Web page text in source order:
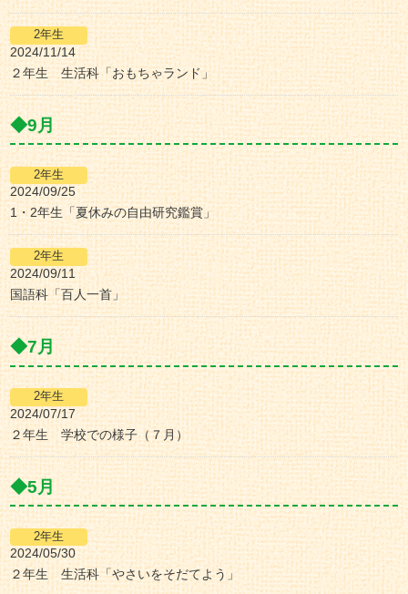
2024/11/14
２年生 生活科「おもちゃランド」
9月
2024/09/25
1・2年生「夏休みの自由研究鑑賞」
2024/09/11
国語科「百人一首」
7月
2024/07/17
２年生 学校での様子（７月）
5月
2024/05/30
２年生 生活科「やさいをそだてよう」